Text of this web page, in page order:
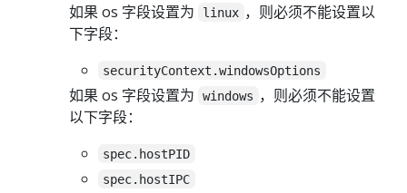
如果 os 字段设置为
linux ，则必须不能设置以
下字段：
securityContext.windowsOptions
如果 os 字段设置为 windows ，则必须不能设置
以下字段：
spec.hostPID
spec.hostIPC